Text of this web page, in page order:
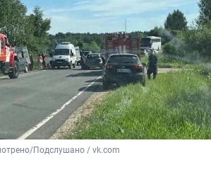
Подслушано / vk.com